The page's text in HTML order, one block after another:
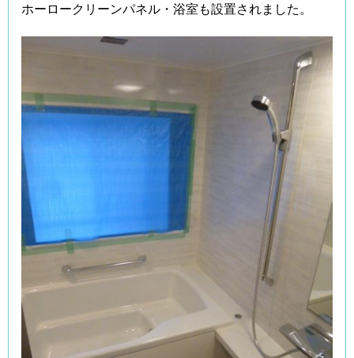
ホーロークリーンパネル・浴室も設置されました。